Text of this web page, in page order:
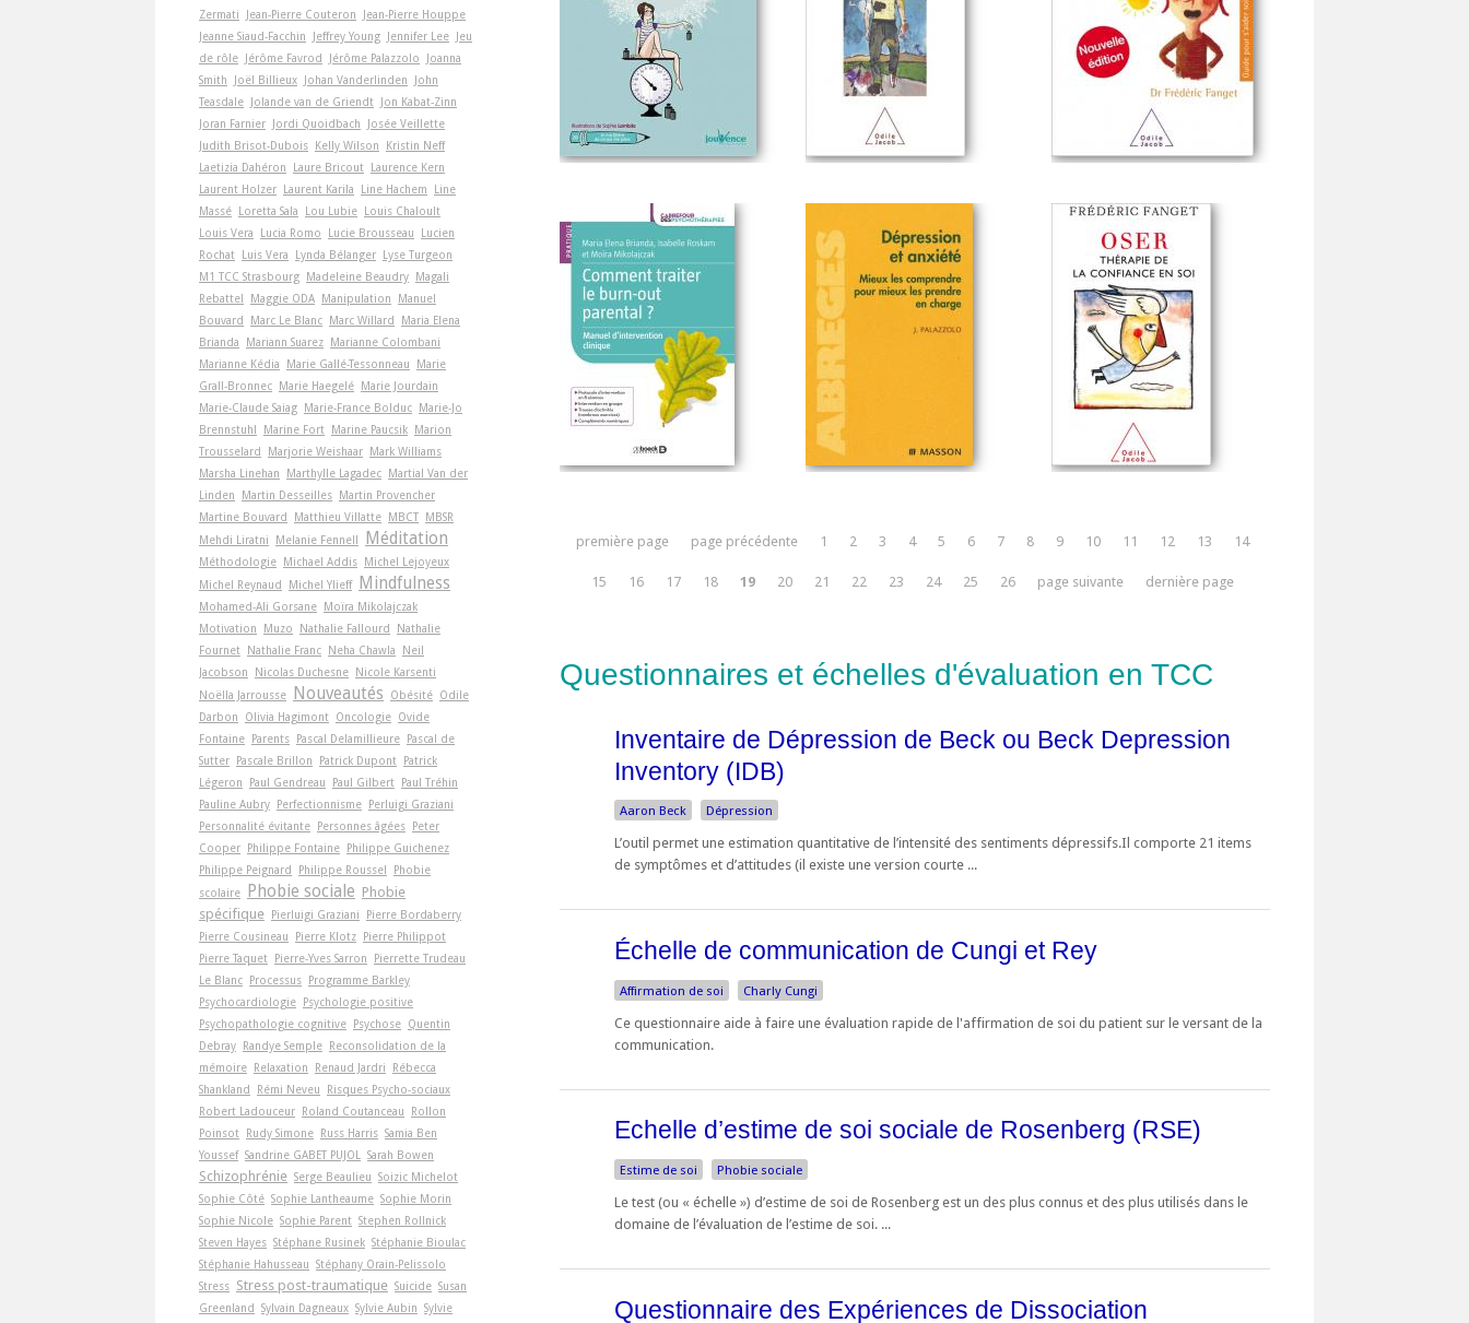
première page page précédente 1 2 3 4 5 6 7 8 9 10 11 12 13 14
15 16 17 18 19 20 21 22 23 24 25 26 page suivante dernière page
Questionnaires et échelles d'évaluation en TCC
Inventaire de Dépression de Beck ou Beck Depression
Inventory (IDB)
Aaron Beck Dépression
L’outil permet une estimation quantitative de l’intensité des sentiments dépressifs.Il comporte 21 items
de symptômes et d’attitudes (il existe une version courte ...
Échelle de communication de Cungi et Rey
Affirmation de soi Charly Cungi
Ce questionnaire aide à faire une évaluation rapide de l'affirmation de soi du patient sur le versant de la
communication.
Echelle d’estime de soi sociale de Rosenberg (RSE)
Estime de soi Phobie sociale
Le test (ou « échelle ») d’estime de soi de Rosenberg est un des plus connus et des plus utilisés dans le
domaine de l’évaluation de l’estime de soi. ...
Questionnaire des Expériences de Dissociation
Zermati
Jean-Pierre Couteron
Jean-Pierre Houppe
Jeanne Siaud-Facchin
Jeffrey Young Jennifer Lee Jeu
de rôle Jérôme Favrod Jérôme Palazzolo
Joanna
Smith
Joël Billieux Johan Vanderlinden
John
Teasdale Jolande van de Griendt Jon Kabat-Zinn
Joran Farnier Jordi Quoidbach
Josée Veillette
Judith Brisot-Dubois Kelly Wilson
Kristin Neff
Laetizia Dahéron
Laure Bricout Laurence Kern
Laurent Holzer Laurent Karila Line Hachem
Line
Massé Loretta Sala Lou Lubie Louis Chaloult
Louis Vera
Lucia Romo Lucie Brousseau
Lucien
Rochat Luis Vera Lynda Bélanger Lyse Turgeon
M1 TCC Strasbourg Madeleine Beaudry Magali
Rebattel
Maggie ODA Manipulation
Manuel
Bouvard
Marc Le Blanc Marc Willard
Maria Elena
Brianda
Mariann Suarez Marianne Colombani
Marianne Kédia
Marie Gallé-Tessonneau
Marie
Grall-Bronnec Marie Haegelé Marie Jourdain
Marie-Claude Saiag Marie-France Bolduc Marie-Jo
Brennstuhl
Marine Fort Marine Paucsik Marion
Trousselard
Marjorie Weishaar Mark Williams
Marsha Linehan
Marthylle Lagadec Martial Van der
Linden
Martin Desseilles Martin Provencher
Martine Bouvard
Matthieu Villatte MBCT MBSR
Mehdi Liratni
Melanie Fennell Méditation
Méthodologie Michael Addis Michel Lejoyeux
Michel Reynaud
Michel Ylieff Mindfulness
Mohamed-Ali Gorsane Moïra Mikolajczak
Motivation
Muzo Nathalie Fallourd
Nathalie
Fournet Nathalie Franc Neha Chawla
Neil
Jacobson
Nicolas Duchesne Nicole Karsenti
Noëlla Jarrousse
Nouveautés Obésité Odile
Darbon
Olivia Hagimont Oncologie Ovide
Fontaine Parents Pascal Delamillieure Pascal de
Sutter Pascale Brillon Patrick Dupont Patrick
Légeron
Paul Gendreau Paul Gilbert Paul Tréhin
Pauline Aubry Perfectionnisme Perluigi Graziani
Personnalité évitante Personnes âgées Peter
Cooper Philippe Fontaine Philippe Guichenez
Philippe Peignard
Philippe Roussel
Phobie
scolaire
Phobie sociale Phobie
spécifique Pierluigi Graziani
Pierre Bordaberry
Pierre Cousineau
Pierre Klotz Pierre Philippot
Pierre Taquet Pierre-Yves Sarron
Pierrette Trudeau
Le Blanc Processus Programme Barkley
Psychocardiologie Psychologie positive
Psychopathologie cognitive Psychose Quentin
Debray Randye Semple Reconsolidation de la
mémoire Relaxation Renaud Jardri
Rébecca
Shankland
Rémi Neveu
Risques Psycho-sociaux
Robert Ladouceur Roland Coutanceau
Rollon
Poinsot Rudy Simone Russ Harris Samia Ben
Youssef Sandrine GABET PUJOL Sarah Bowen
Schizophrénie Serge Beaulieu Soizic Michelot
Sophie Côté Sophie Lantheaume Sophie Morin
Sophie Nicole Sophie Parent Stephen Rollnick
Steven Hayes Stéphane Rusinek Stéphanie Bioulac
Stéphanie Hahusseau Stéphany Orain-Pelissolo
Stress Stress post-traumatique Suicide Susan
Greenland Sylvain Dagneaux Sylvie Aubin Sylvie